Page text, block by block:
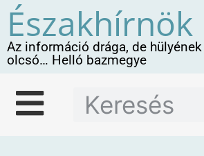
Északhírnök
Az információ drága, de
olcsó… Helló bazmegye